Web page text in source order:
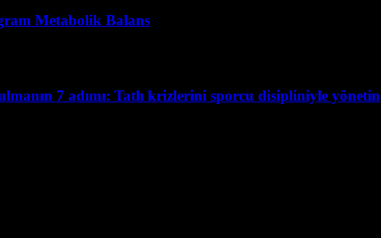
Metabolik Balans
7 adımı: Tatlı krizlerini sporcu disipliniyle yönetin